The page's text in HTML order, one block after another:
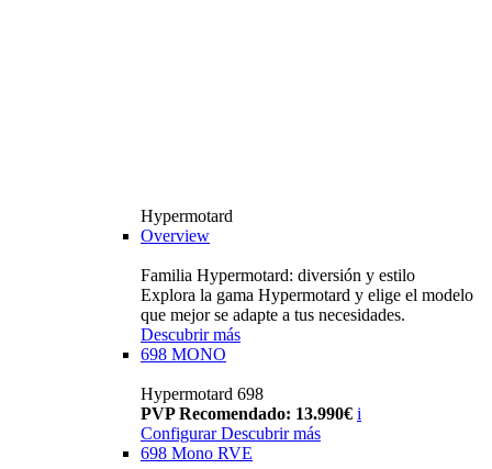
Hypermotard
Overview
Familia Hypermotard: diversión y estilo
Explora la gama Hypermotard y elige el modelo
que mejor se adapte a tus necesidades.
Descubrir más
698 MONO
Hypermotard 698
PVP Recomendado: 13.990€ i
ConfigurarDescubrir más
698 Mono RVE